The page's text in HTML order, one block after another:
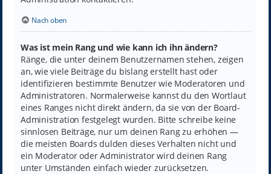
Nach oben
Was ist mein Rang und wie kann ich ihn ändern?
Ränge, die unter deinem Benutzernamen stehen, zeigen
an, wie viele Beiträge du bislang erstellt hast oder
identifizieren bestimmte Benutzer wie Moderatoren und
Administratoren. Normalerweise kannst du den Wortlaut
eines Ranges nicht direkt ändern, da sie von der Board-
Administration festgelegt wurden. Bitte schreibe keine
sinnlosen Beiträge, nur um deinen Rang zu erhöhen —
die meisten Boards dulden dieses Verhalten nicht und
ein Moderator oder Administrator wird deinen Rang
unter Umständen einfach wieder zurücksetzen.